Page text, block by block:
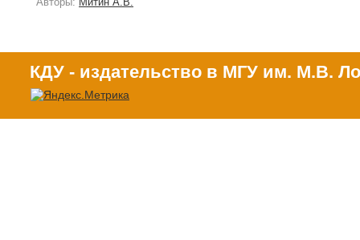
КДУ - издательство в МГУ им. М.В.